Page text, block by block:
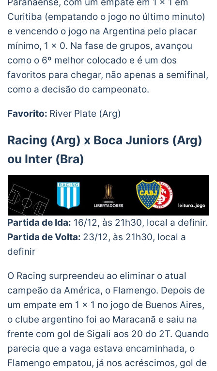
▫️ Next: River Plate ??
pic.twitter.com/WdnA6x4e7G
— Uruguay Football ENG (@UruguayFootENG)
December 3, 2020
Paranaense, com um empate em 1 x 1 em
Curitiba (empatando o jogo no último minuto)
e vencendo o jogo na Argentina pelo placar
mínimo, 1 x 0. Na fase de grupos, avançou
como o 6º melhor colocado e é um dos
favoritos para chegar, não apenas a semifinal,
como a decisão do campeonato.
Favorito: River Plate (Arg)
Racing (Arg) x Boca Juniors (Arg)
ou Inter (Bra)
Partida de Ida: 16/12, às 21h30, local a definir.
Partida de Volta: 23/12, às 21h30, local a
definir
O Racing surpreendeu ao eliminar o atual
campeão da América, o Flamengo. Depois de
um empate em 1 x 1 no jogo de Buenos Aires,
o clube argentino foi ao Maracanã e saiu na
frente com gol de Sigali aos 20 do 2T. Quando
parecia que a vaga estava encaminhada, o
Flamengo empatou, já nos acréscimos, gol de